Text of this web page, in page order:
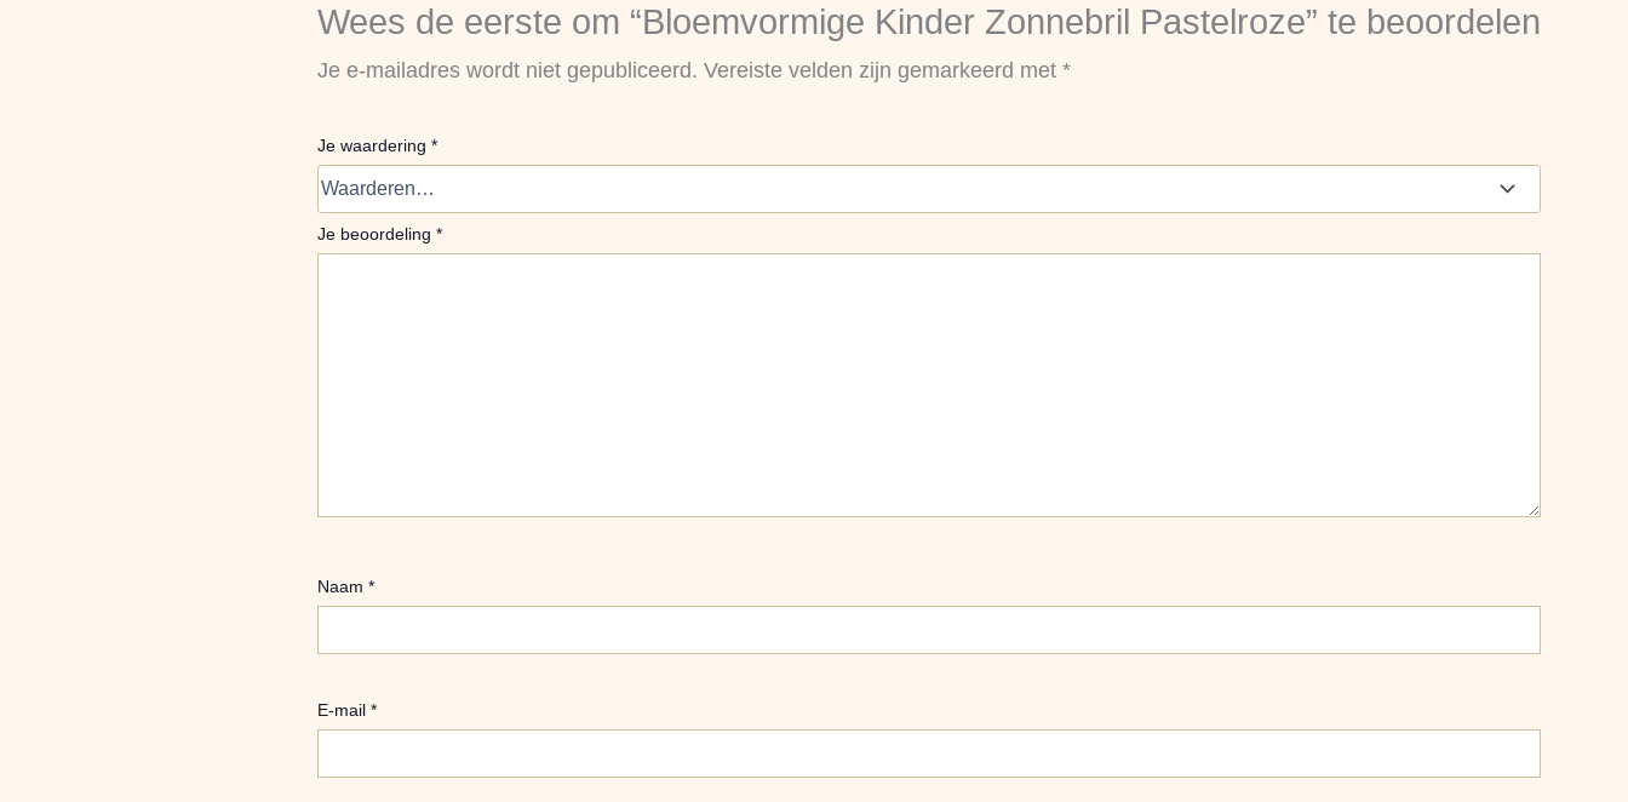
Wees de eerste om “Bloemvormige Kinder Zonnebril Pastelroze” te beoordelen
Je e-mailadres wordt niet gepubliceerd. Vereiste velden zijn gemarkeerd met *
Je waardering *
Je beoordeling *
Naam *
E-mail *